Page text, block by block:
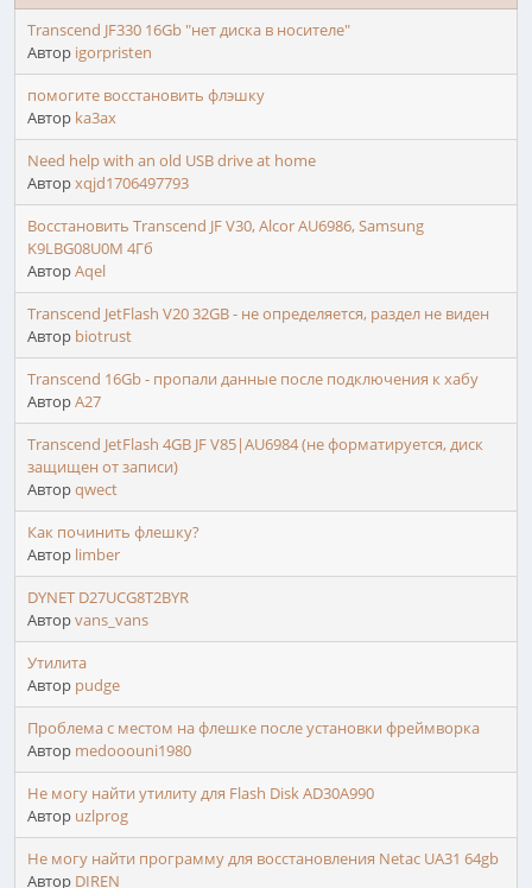
Transcend JF330 16Gb "нет диска в носителе"
Автор igorpristen
помогите восстановить флэшку
Автор ka3ax
Need help with an old USB drive at home
Авторxqjd1706497793
Восстановить Transcend JF V30, Alcor AU6986, Samsung
K9LBG08U0M 4Гб
АвторAqel
Transcend JetFlash V20 32GB - не определяется, раздел не виден
Автор biotrust
Transcend 16Gb - пропали данные после подключения к хабу
АвторA27
Transcend JetFlash 4GB JF V85|AU6984 (не форматируется, диск
защищен от записи)
Авторqwect
Как починить флешку?
Автор limber
DYNET D27UCG8T2BYR
Авторvans_vans
Утилита
Автор pudge
Проблема с местом на флешке после установки фреймворка
Автор medooouni1980
Не могу найти утилиту для Flash Disk AD30A990
Автор uzlprog
Не могу найти программу для восстановления Netac UA31 64gb
Автор DIREN